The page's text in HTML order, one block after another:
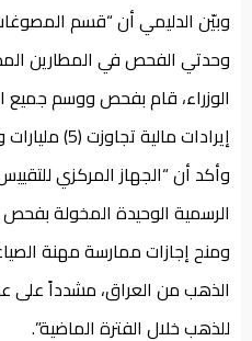
وبيّن الدليمي أن “قسم
وحدتي الفحص في المطارين
الوزراء، قام بفحص ووسم جميع
إيرادات مالية تجاوزت (5) مليارات و(536) مليون دينار”.
وأكد أن “الجهاز المركزي
الرسمية الوحيدة المخولة
ومنح إجازات ممارسة مهنة
الذهب من العراق، مشدداً على
للذهب خلال الفترة الماضية”.